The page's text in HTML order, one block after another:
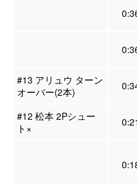
#13 アリュウ ターン
オーバー(2本)
#12 松本 2Pシュー
ト×